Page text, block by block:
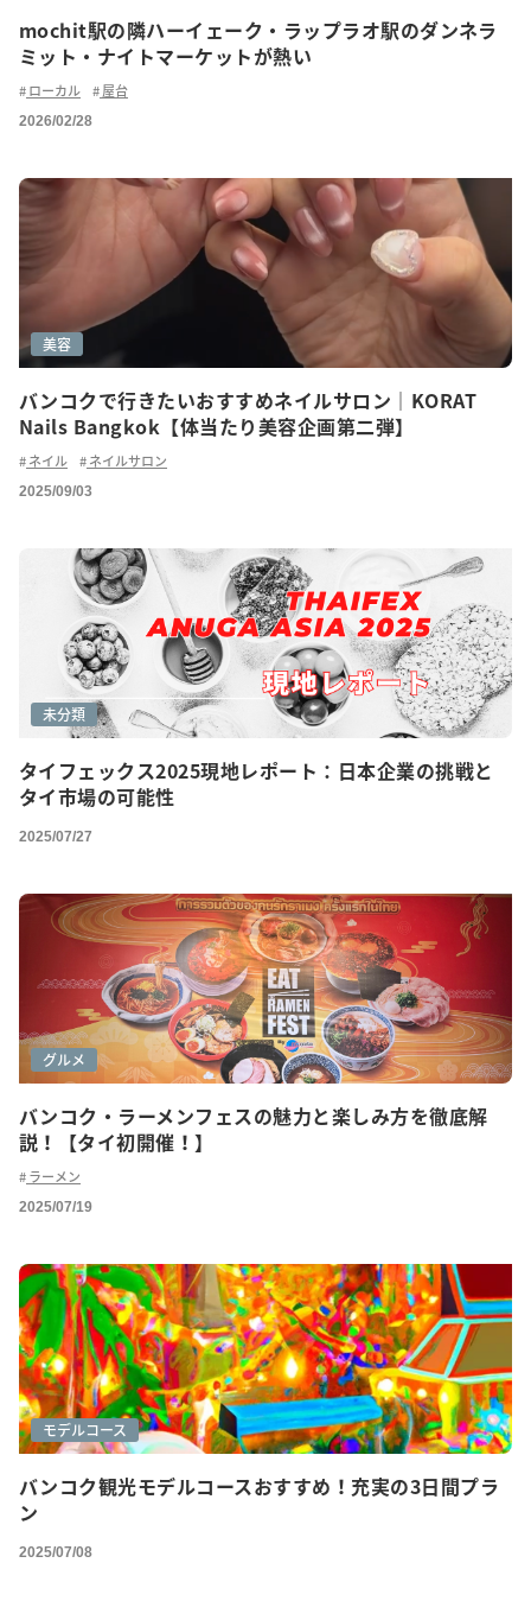
mochit駅の隣ハーイェーク・ラップラオ駅のダンネラ
ミット・ナイトマーケットが熱い
ローカル 屋台
2026/02/28
バンコクで行きたいおすすめネイルサロン｜KORAT
Nails Bangkok【体当たり美容企画第二弾】
美容
ネイル ネイルサロン
2025/09/03
タイフェックス2025現地レポート：日本企業の挑戦と
タイ市場の可能性
未分類
2025/07/27
バンコク・ラーメンフェスの魅力と楽しみ方を徹底解
説！【タイ初開催！】
グルメ
ラーメン
2025/07/19
バンコク観光モデルコースおすすめ！充実の3日間プラ
ン
モデルコース
2025/07/08